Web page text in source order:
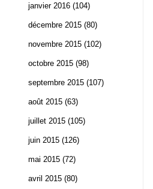
janvier 2016 (104)
décembre 2015 (80)
novembre 2015 (102)
octobre 2015 (98)
septembre 2015 (107)
août 2015 (63)
juillet 2015 (105)
juin 2015 (126)
mai 2015 (72)
avril 2015 (80)